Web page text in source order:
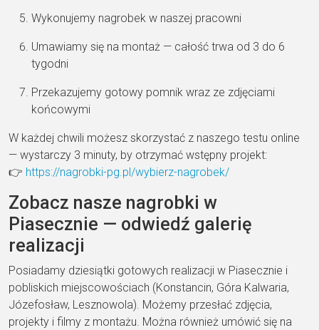
Wykonujemy nagrobek w naszej pracowni
Umawiamy się na montaż — całość trwa od 3 do 6
tygodni
Przekazujemy gotowy pomnik wraz ze zdjęciami
końcowymi
W każdej chwili możesz skorzystać z naszego testu online
— wystarczy 3 minuty, by otrzymać wstępny projekt:
👉 https://nagrobki-pg.pl/wybierz-nagrobek/
Zobacz nasze nagrobki w
Piasecznie — odwiedź galerię
realizacji
Posiadamy dziesiątki gotowych realizacji w Piasecznie i
pobliskich miejscowościach (Konstancin, Góra Kalwaria,
Józefosław, Lesznowola). Możemy przesłać zdjęcia,
projekty i filmy z montażu. Można również umówić się na